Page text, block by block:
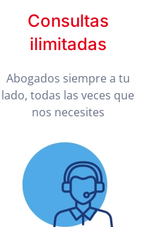
Consultas
ilimitadas
Abogados siempre a tu
lado, todas las veces que
nos necesites